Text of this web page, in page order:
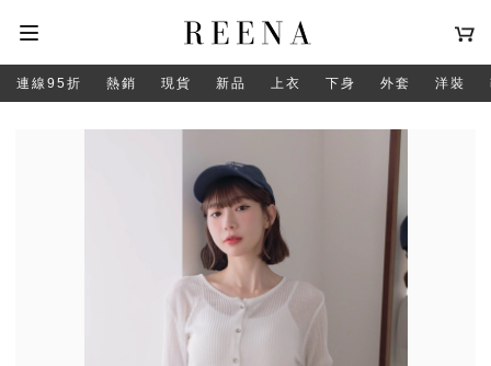
連線95折 熱銷 現貨 新品 上衣 下身 外套 洋裝